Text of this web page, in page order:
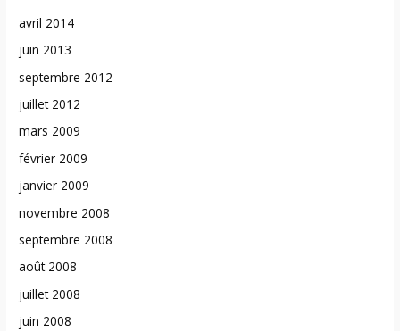
avril 2014
juin 2013
septembre 2012
juillet 2012
mars 2009
février 2009
janvier 2009
novembre 2008
septembre 2008
août 2008
juillet 2008
juin 2008